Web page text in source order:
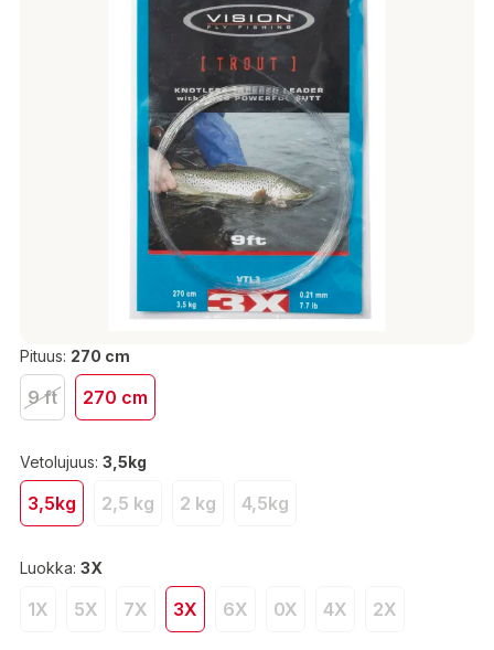
Pituus: 270 cm
9 ft 270 cm
Vetolujuus: 3,5kg
3,5kg 2,5 kg 2 kg 4,5kg
Luokka: 3X
1X 5X 7X 3X 6X 0X 4X 2X